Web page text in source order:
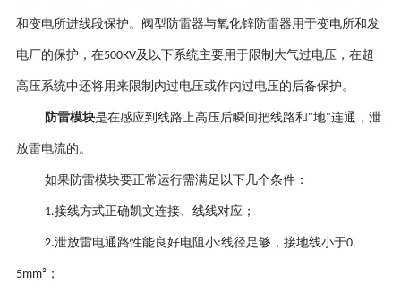
和变电所进线段保护。阀型防雷器与氧化锌防雷器用于变电所和发
电厂的保护，在500KV及以下系统主要用于限制大气过电压，在超
高压系统中还将用来限制内过电压或作内过电压的后备保护。
防雷模块是在感应到线路上高压后瞬间把线路和 "地"连通，泄
放雷电流的。
如果防雷模块要正常运行需满足以下几个条件：
1.接线方式正确凯文连接、线线对应；
2.泄放雷电通路性能良好电阻小:线径足够，接地线小于0.
5mm² ；